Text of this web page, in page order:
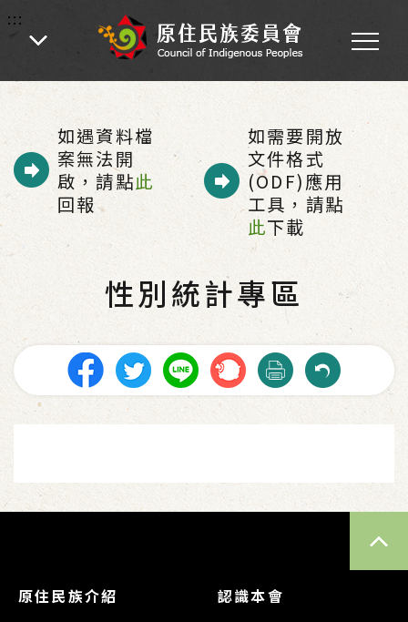
:::
:::
首頁 - 性別統計專區
如遇資料檔
案無法開
啟，請點此
回報
如需要開放
文件格式
(ODF)應用
工具，請點
此下載
性別統計專區
原住民族介紹 認識本會